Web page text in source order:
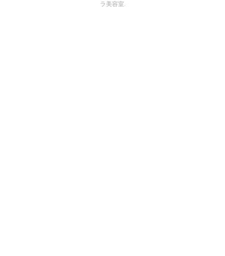
ラ美容室.